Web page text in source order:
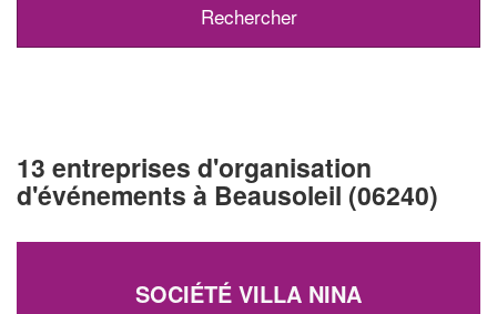
13 entreprises d'organisation
d'événements à Beausoleil (06240)
SOCIÉTÉ VILLA NINA